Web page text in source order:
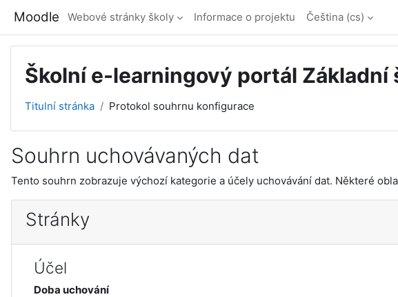
Moodle Webové stránky školy Informace o projektu Čeština ‎(cs)‎
Školní e-learningový portál Základní
Titulní stránka Protokol souhrnu konfigurace
Souhrn uchovávaných dat
Tento souhrn zobrazuje výchozí kategorie a účely uchovávání dat. Některé
Stránky
Účel
Doba uchování